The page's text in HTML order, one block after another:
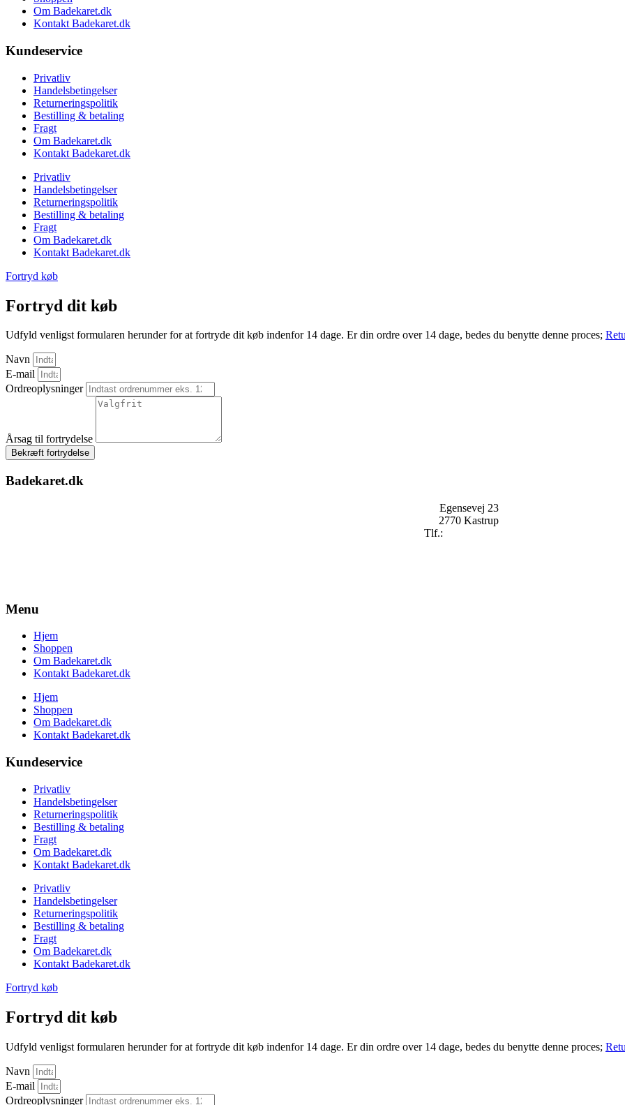
Om Badekaret.dk
Kontakt Badekaret.dk
Kundeservice
Privatliv
Handelsbetingelser
Returneringspolitik
Bestilling & betaling
Fragt
Om Badekaret.dk
Kontakt Badekaret.dk
Privatliv
Handelsbetingelser
Returneringspolitik
Bestilling & betaling
Fragt
Om Badekaret.dk
Kontakt Badekaret.dk
Fortryd køb
Fortryd dit køb
Udfyld venligst formularen herunder for at fortryde dit køb indenfor 14 dage. Er din ordre over 14 dage, bedes du benytte denne proces;
Navn
E-mail
Ordreoplysninger
Årsag til fortrydelse
Bekræft fortrydelse
Badekaret.dk
Egensevej 23
2770 Kastrup
Tlf.:
Menu
Hjem
Shoppen
Om Badekaret.dk
Kontakt Badekaret.dk
Hjem
Shoppen
Om Badekaret.dk
Kontakt Badekaret.dk
Kundeservice
Privatliv
Handelsbetingelser
Returneringspolitik
Bestilling & betaling
Fragt
Om Badekaret.dk
Kontakt Badekaret.dk
Privatliv
Handelsbetingelser
Returneringspolitik
Bestilling & betaling
Fragt
Om Badekaret.dk
Kontakt Badekaret.dk
Fortryd køb
Fortryd dit køb
Udfyld venligst formularen herunder for at fortryde dit køb indenfor 14 dage. Er din ordre over 14 dage, bedes du benytte denne proces;
Navn
E-mail
Ordreoplysninger